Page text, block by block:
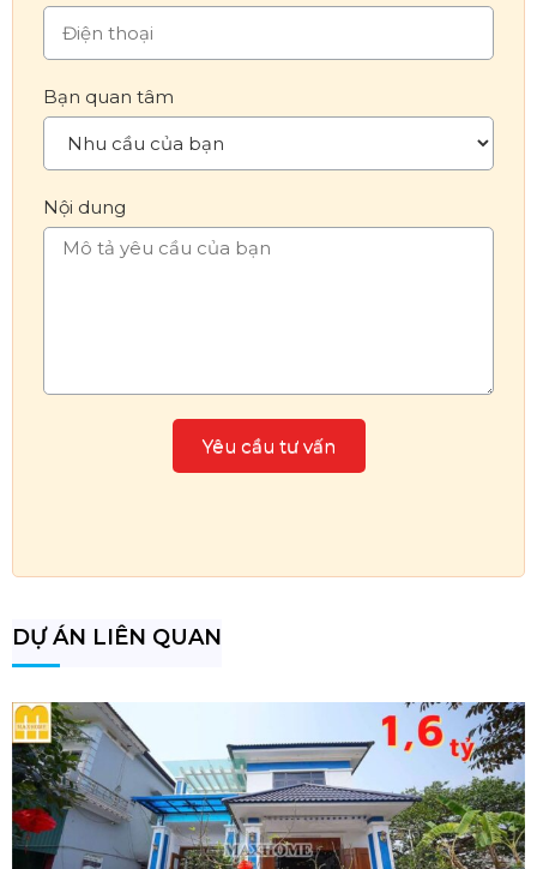
Bạn quan tâm
Nội dung
DỰ ÁN LIÊN QUAN